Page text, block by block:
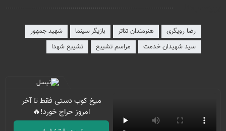
رضا رویگری هنرمندان تئاتر بازیگر سینما
شهید جمهور
سید شهیدان خدمت
مراسم تشییع تشییع شهدا
میخ کوب دستی فقط تا آخر
امروز حراج خورد!🔥